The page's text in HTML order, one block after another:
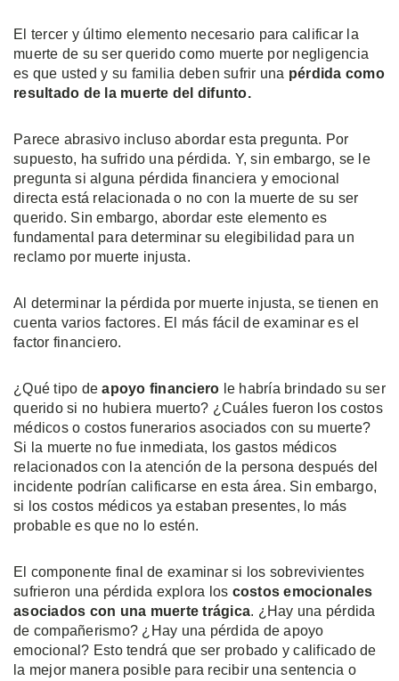
El tercer y último elemento necesario para calificar la
muerte de su ser querido como muerte por negligencia
es que usted y su familia deben sufrir una pérdida como
resultado de la muerte del difunto.
Parece abrasivo incluso abordar esta pregunta. Por
supuesto, ha sufrido una pérdida. Y, sin embargo, se le
pregunta si alguna pérdida financiera y emocional
directa está relacionada o no con la muerte de su ser
querido. Sin embargo, abordar este elemento es
fundamental para determinar su elegibilidad para un
reclamo por muerte injusta.
Al determinar la pérdida por muerte injusta, se tienen en
cuenta varios factores. El más fácil de examinar es el
factor financiero.
¿Qué tipo de apoyo financiero le habría brindado su ser
querido si no hubiera muerto? ¿Cuáles fueron los costos
médicos o costos funerarios asociados con su muerte?
Si la muerte no fue inmediata, los gastos médicos
relacionados con la atención de la persona después del
incidente podrían calificarse en esta área. Sin embargo,
si los costos médicos ya estaban presentes, lo más
probable es que no lo estén.
El componente final de examinar si los sobrevivientes
sufrieron una pérdida explora los costos emocionales
asociados con una muerte trágica. ¿Hay una pérdida
de compañerismo? ¿Hay una pérdida de apoyo
emocional? Esto tendrá que ser probado y calificado de
la mejor manera posible para recibir una sentencia o